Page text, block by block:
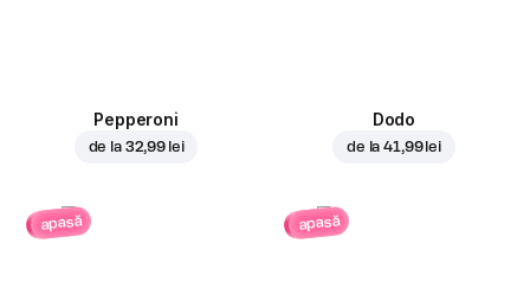
Pepperoni
de la 32,99 lei
Dodo
de la41,99 lei
apasă apasă